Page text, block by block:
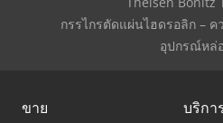
กรรไกรตัดแผ่นไฮดรอลิก –
อุปกรณ์หล่
ขาย บริกา